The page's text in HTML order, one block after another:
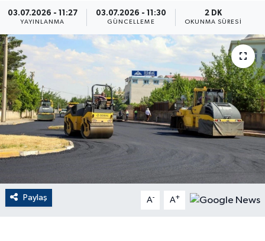
03.07.2026 - 11:27
YAYINLANMA
03.07.2026 - 11:30
GÜNCELLEME
2 DK
OKUNMA SÜRESI
Paylaş A- A+
ÇEVRE
Dış Haberler
Dünya
EĞİTİM
EKONOMİ
Finans